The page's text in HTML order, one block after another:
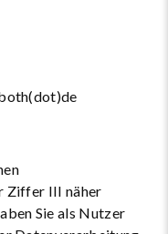
Ziffer III näher
Sie als Nutzer